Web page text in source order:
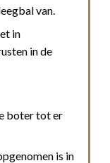
van.
in
in de
boter tot er
is in